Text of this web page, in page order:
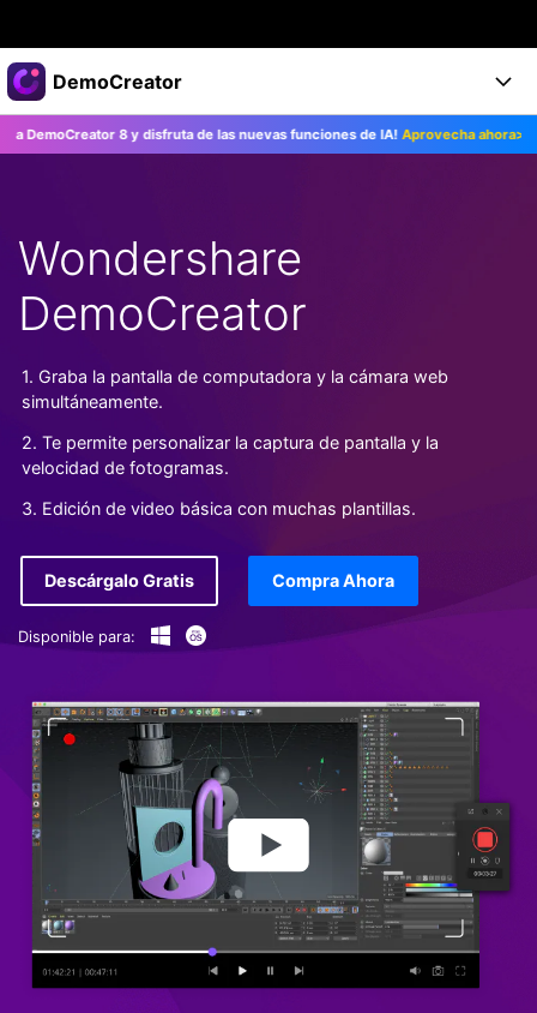
Productos destacados
Creatividad digital con AIGC
Utilidades
Empresas
Sala de prensa
Tienda
Soporte
DemoCreator
Productos
Características
Características IA
Consejos sobre la IA
Soluciones
DemoCreator para
Blog
Encuentra más soluciones >
Ayuda
Empieza
Ayuda
Empresa
DESCARGAR COMPRAR AHORA
8 y disfruta de las nuevas funciones de IA!Aprovecha ahora>>
Wondershare
DemoCreator
1. Graba la pantalla de computadora y la cámara web
simultáneamente.
2. Te permite personalizar la captura de pantalla y la
velocidad de fotogramas.
3. Edición de video básica con muchas plantillas.
Descárgalo Gratis Compra Ahora
Disponible para: